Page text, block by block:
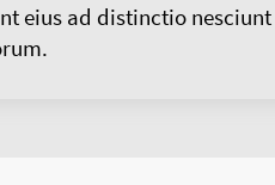
eius ad distinctio nesciunt